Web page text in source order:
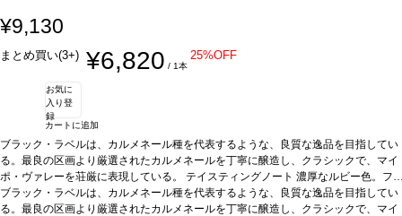
¥9,130
まとめ買い(3+) ¥6,820 / 1本
25%OFF
お気に
入り登
録
カートに追加
ブラック・ラベルは、カルメネール種を代表するような、良質な逸品を目指してい
る。最良の区画より厳選されたカルメネールを丁寧に醸造し、クラシックで、マイ
ポ・ヴァレーを荘厳に表現している。 テイスティングノート 濃厚なルビー色。フ
レッシュ、フルーティーで複雑なノーズは、チェリーなどの赤果実の含みが際立
ち、プラム、ブラックベリー、カシスなどの黒果実も加わり、ほのかにローリエも
ブラック・ラベルは、カルメネール種を代表するような、良質な逸品を目指してい
る。最良の区画より厳選されたカルメネールを丁寧に醸造し、クラシックで、マイ